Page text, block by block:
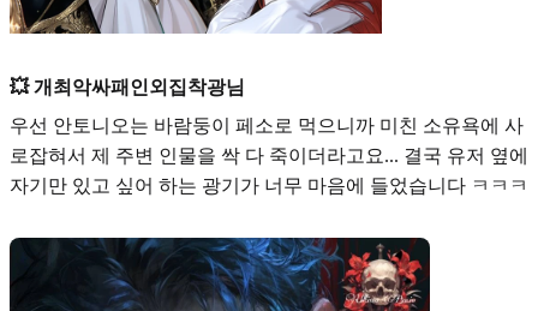
💥 개최악싸패인외집착광님
우선 안토니오는 바람둥이 페소로 먹으니까 미친 소유욕에 사
로잡혀서 제 주변 인물을 싹 다 죽이더라고요... 결국 유저 옆에
자기만 있고 싶어 하는 광기가 너무 마음에 들었습니다 ㅋㅋㅋ